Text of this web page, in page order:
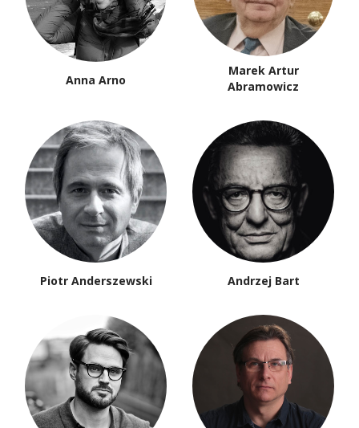
Anna Arno
Marek Artur
Abramowicz
Piotr Anderszewski Andrzej Bart